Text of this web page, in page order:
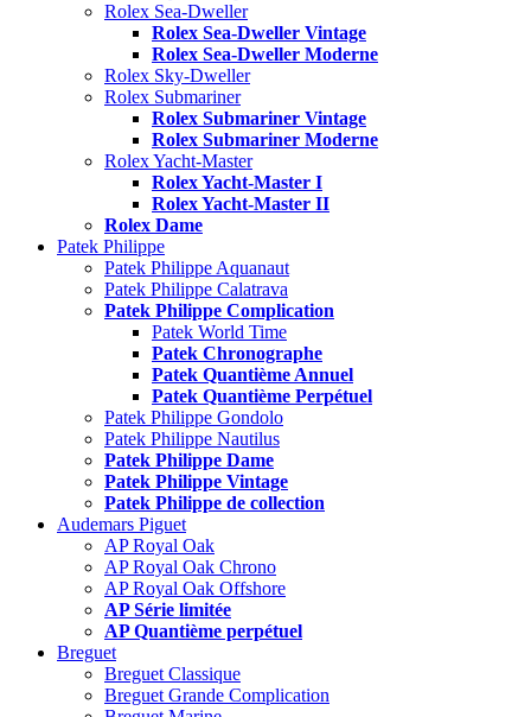
Rolex Sea-Dweller
Rolex Sea-Dweller Vintage
Rolex Sea-Dweller Moderne
Rolex Sky-Dweller
Rolex Submariner
Rolex Submariner Vintage
Rolex Submariner Moderne
Rolex Yacht-Master
Rolex Yacht-Master I
Rolex Yacht-Master II
Rolex Dame
Patek Philippe
Patek Philippe Aquanaut
Patek Philippe Calatrava
Patek Philippe Complication
Patek World Time
Patek Chronographe
Patek Quantième Annuel
Patek Quantième Perpétuel
Patek Philippe Gondolo
Patek Philippe Nautilus
Patek Philippe Dame
Patek Philippe Vintage
Patek Philippe de collection
Audemars Piguet
AP Royal Oak
AP Royal Oak Chrono
AP Royal Oak Offshore
AP Série limitée
AP Quantième perpétuel
Breguet
Breguet Classique
Breguet Grande Complication